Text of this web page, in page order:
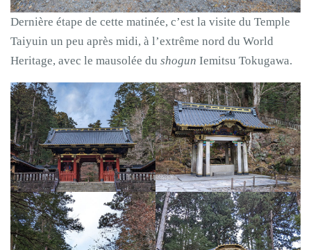
Dernière étape de cette matinée, c’est la visite du Temple
Taiyuin un peu après midi, à l’extrême nord du World
Heritage, avec le mausolée du shogun Iemitsu Tokugawa.